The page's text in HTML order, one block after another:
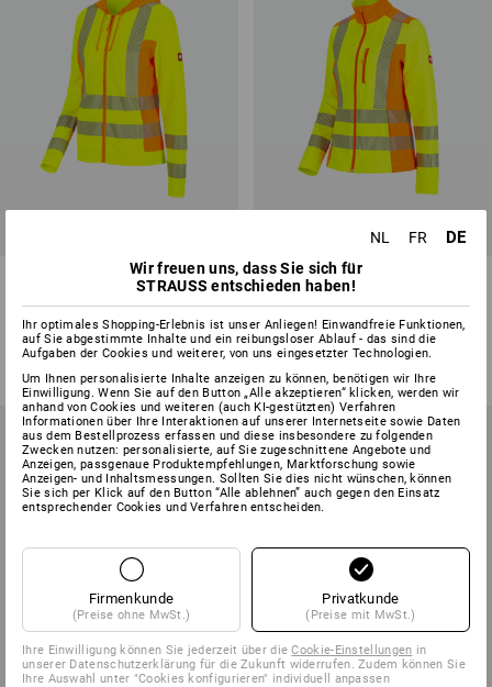
Warnschutz Funkt.Kapuzen-
Jacke e.s.motion 2020,Da
1 Farbe
ab € 56,75
(m. MwSt.) ab 10 Stück
Warnsch.Softsh.jacke softlight
e.s.motion 2020,Da
1 Farbe
ab € 87,00
(m. MwSt.) ab 10 Stück
NL FR DE
Wir freuen uns, dass Sie sich für
STRAUSS entschieden haben!
Ihr optimales Shopping-Erlebnis ist unser Anliegen! Einwandfreie Funktionen,
auf Sie abgestimmte Inhalte und ein reibungsloser Ablauf - das sind die
Aufgaben der Cookies und weiterer, von uns eingesetzter Technologien.
Um Ihnen personalisierte Inhalte anzeigen zu können, benötigen wir Ihre
Einwilligung. Wenn Sie auf den Button „Alle akzeptieren“ klicken, werden wir
anhand von Cookies und weiteren (auch KI-gestützten) Verfahren
Informationen über Ihre Interaktionen auf unserer Internetseite sowie Daten
aus dem Bestellprozess erfassen und diese insbesondere zu folgenden
Zwecken nutzen: personalisierte, auf Sie zugeschnittene Angebote und
Anzeigen, passgenaue Produktempfehlungen, Marktforschung sowie
Anzeigen- und Inhaltsmessungen. Sollten Sie dies nicht wünschen, können
Sie sich per Klick auf den Button “Alle ablehnen” auch gegen den Einsatz
entsprechender Cookies und Verfahren entscheiden.
Firmenkunde
(Preise ohne MwSt.)
Privatkunde
(Preise mit MwSt.)
Ihre Einwilligung können Sie jederzeit über dieCookie-Einstellungen in
unserer Datenschutzerklärung für die Zukunft widerrufen. Zudem können Sie
Ihre Auswahl unter "Cookies konfigurieren" individuell anpassen